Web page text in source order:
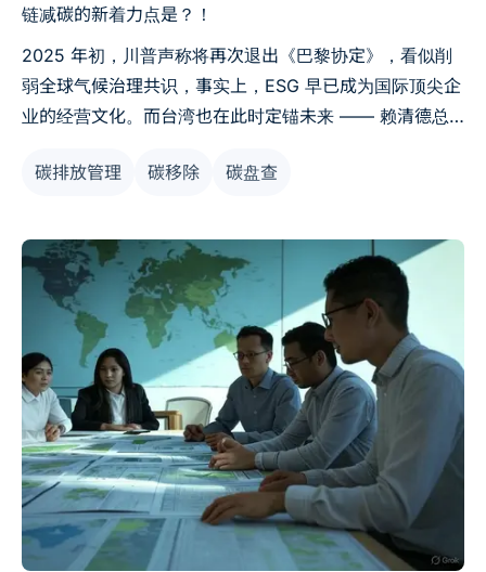
链减碳的新着力点是？！
2025 年初，川普声称将再次退出《巴黎协定》，看似削
弱全球气候治理共识，事实上，ESG 早已成为国际顶尖企
业的经营文化。而台湾也在此时定锚未来 —— 赖清德总
湾 2050 净零目标不会随国际政局动摇。更值得关注的
将会是企业供应链减碳与范畴三管理的转折点。本文为您
解析企业应该如何掌握这场转型良机！
碳排放管理 碳移除 碳盘查